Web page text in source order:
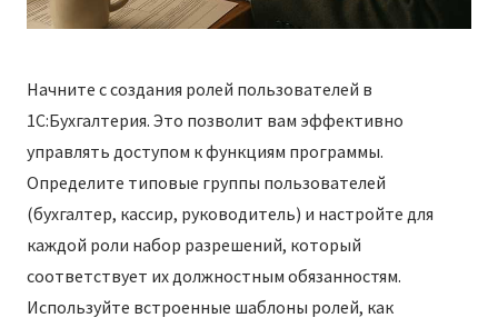
Начните с создания ролей пользователей в
1С:Бухгалтерия. Это позволит вам эффективно
управлять доступом к функциям программы.
Определите типовые группы пользователей
(бухгалтер, кассир, руководитель) и настройте для
каждой роли набор разрешений, который
соответствует их должностным обязанностям.
Используйте встроенные шаблоны ролей, как